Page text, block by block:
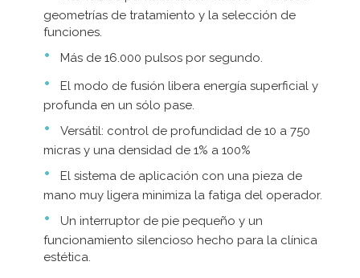
geometrías de tratamiento y la selección de
funciones.
Más de 16.000 pulsos por segundo.
El modo de fusión libera energía superficial y
profunda en un sólo pase.
Versátil: control de profundidad de 10 a 750
micras y una densidad de 1% a 100%
El sistema de aplicación con una pieza de
mano muy ligera minimiza la fatiga del operador.
Un interruptor de pie pequeño y un
funcionamiento silencioso hecho para la clínica
estética.